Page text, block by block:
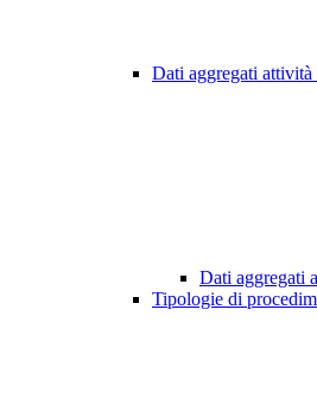
Dati aggregati attività
Dati aggregati
Tipologie di